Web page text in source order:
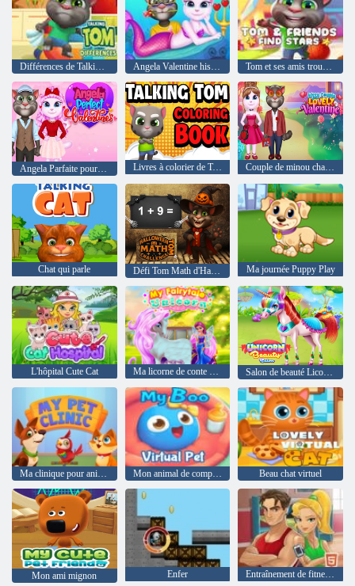
Différences de Talking Tom Angela Valentine histoire en eau profonde Tom et ses amis trouvent des étoiles
Livres à colorier de Tom qui parle Couple de minou charmant Valentine
Chat qui parle Défi Tom Math d'Halloween Ma journée Puppy Play
L'hôpital Cute Cat Ma licorne de conte de fées Salon de beauté Licorne
Ma clinique pour animaux de compagnie Mon animal de compagnie virtuel boo Beau chat virtuel
Mon ami mignon Enfer Entraînement de fitness xl